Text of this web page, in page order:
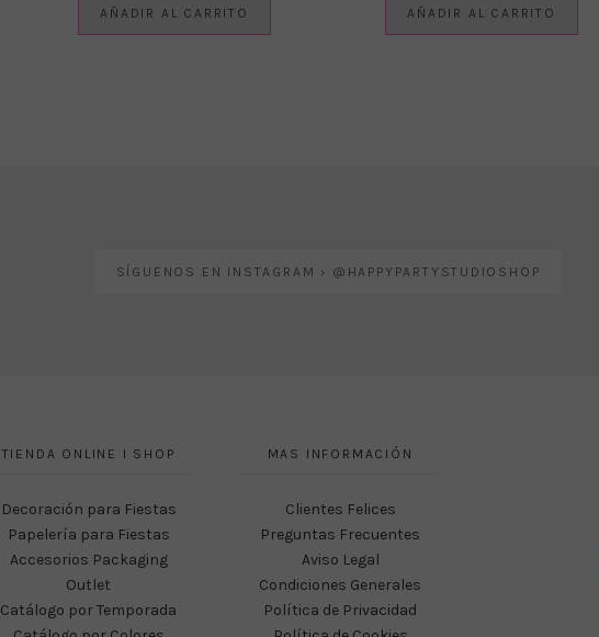
AÑADIR AL CARRITO AÑADIR AL CARRITO
SÍGUENOS EN INSTAGRAM › @HAPPYPARTYSTUDIOSHOP
TIENDA ONLINE I SHOP
Decoración para Fiestas
Papelería para Fiestas
Accesorios Packaging
Outlet
Catálogo por Temporada
MAS INFORMACIÓN
Clientes Felices
Preguntas Frecuentes
Aviso Legal
Condiciones Generales
Política de Privacidad